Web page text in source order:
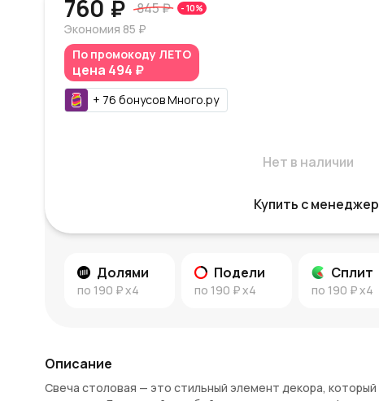
760 ₽ 845 ₽ - 10%
Экономия 85 ₽
По промокоду ЛЕТО
цена 494 ₽
+ 76 бонусовМного.ру
Нет в наличии
Купить с
Долями
по 190 ₽x4
Подели
по 190 ₽x4
Сплит
по 190 ₽x4
Описание
Свеча столовая — это стильный элемент декора,